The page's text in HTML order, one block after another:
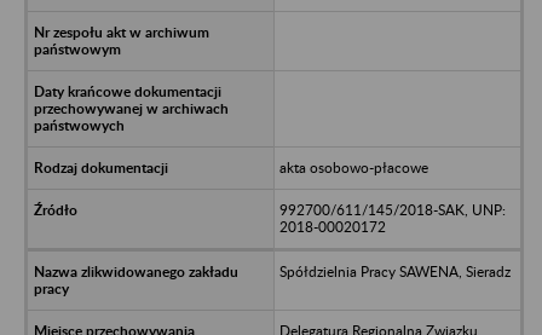
akta osobowo-płacowe
992700/611/145/2018-SAK, UNP:
2018-00020172
Spółdzielnia Pracy SAWENA, Sieradz
Delegatura Regionalna Związku